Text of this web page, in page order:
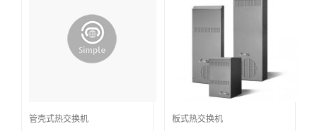
管壳式热交换机 板式热交换机